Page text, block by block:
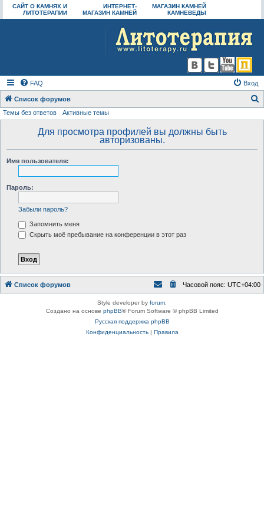
САЙТ О КАМНЯХ И
ЛИТОТЕРАПИИ
ИНТЕРНЕТ-
МАГАЗИН КАМНЕЙ
МАГАЗИН КАМНЕЙ
КАМНЕВЕДЫ
FAQ Вход
Список форумов
Темы без ответов Активные темы
Для просмотра профилей вы должны быть
авторизованы.
Имя пользователя:
Пароль:
Забыли пароль?
Запомнить меня
Скрыть моё пребывание на конференции в этот раз
Список форумов Часовой пояс: UTC+04:00
Style developer by forum,
Создано на основе phpBB® Forum Software © phpBB Limited
Русская поддержка phpBB
Конфиденциальность| Правила